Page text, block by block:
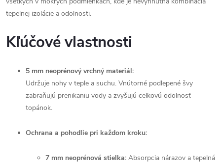
tepelnej izolácie a odolnosti.
Kľúčové vlastnosti
5 mm neoprénový vrchný materiál:
Udržuje nohy v teple a suchu. Vnútorné podlepené švy
zabraňujú prenikaniu vody a zvyšujú celkovú odolnosť
topánok.
Ochrana a pohodlie pri každom kroku:
7 mm neoprénová stielka: Absorpcia nárazov a tepelná